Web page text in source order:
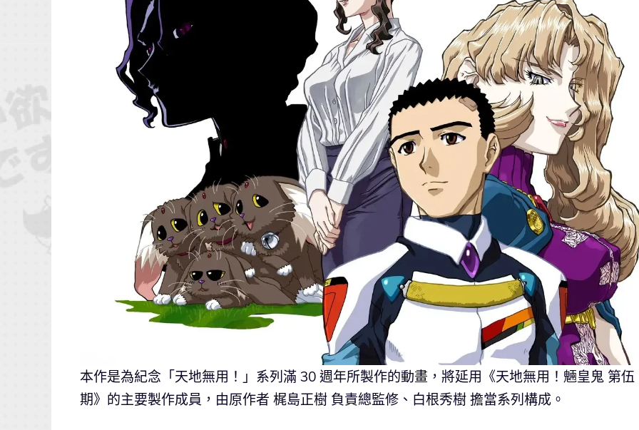
本作是為紀念「天地無用！」系列滿 30 週年所製作的動畫，將延用《天地無用！魎皇鬼 第伍
期》的主要製作成員，由原作者 梶島正樹 負責總監修、白根秀樹 擔當系列構成。